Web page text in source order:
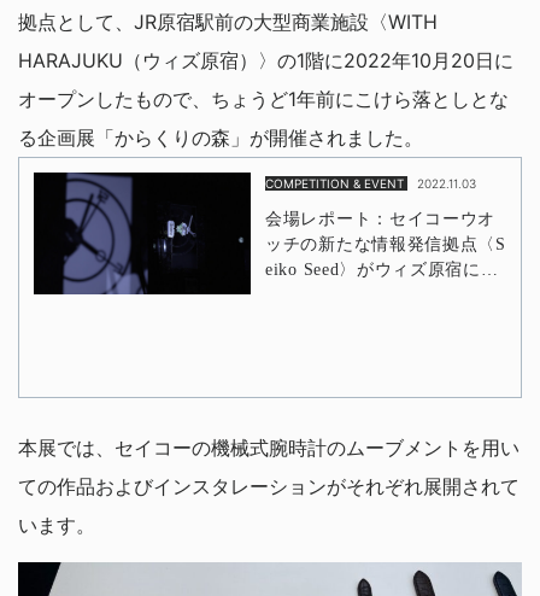
拠点として、JR原宿駅前の大型商業施設〈WITH
HARAJUKU（ウィズ原宿）〉の1階に2022年10月20日に
オープンしたもので、ちょうど1年前にこけら落としとな
る企画展「からくりの森」が開催されました。
本展では、セイコーの機械式腕時計のムーブメントを用い
ての作品およびインスタレーションがそれぞれ展開されて
います。